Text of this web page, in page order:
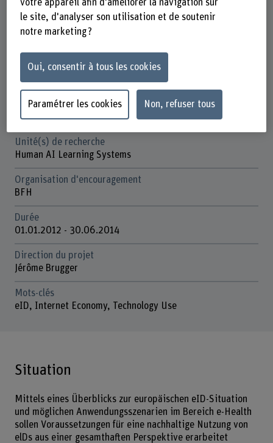
Fiche signalétique
Technique et informatique
Gestion
Institut(s)
Institute for Data Applications and Security (IDAS)
Institute for Digital Technology Management
Unité(s) de recherche
Human AI Learning Systems
Organisation d'encouragement
BFH
Durée
01.01.2012 - 30.06.2014
Direction du projet
Jérôme Brugger
Mots-clés
eID, Internet Economy, Technology Use
Situation
Mittels eines Überblicks zur europäischen eID-Situation
und möglichen Anwendungsszenarien im Bereich e-Health
sollen Voraussetzungen für eine nachhaltige Nutzung von
elDs aus einer gesamthaften Perspektive erarbeitet
votre appareil afin d'améliorer la navigation sur
le site, d'analyser son utilisation et de soutenir
notre marketing ?
Oui, consentir à tous les cookies
Paramétrer les cookies Non, refuser tous